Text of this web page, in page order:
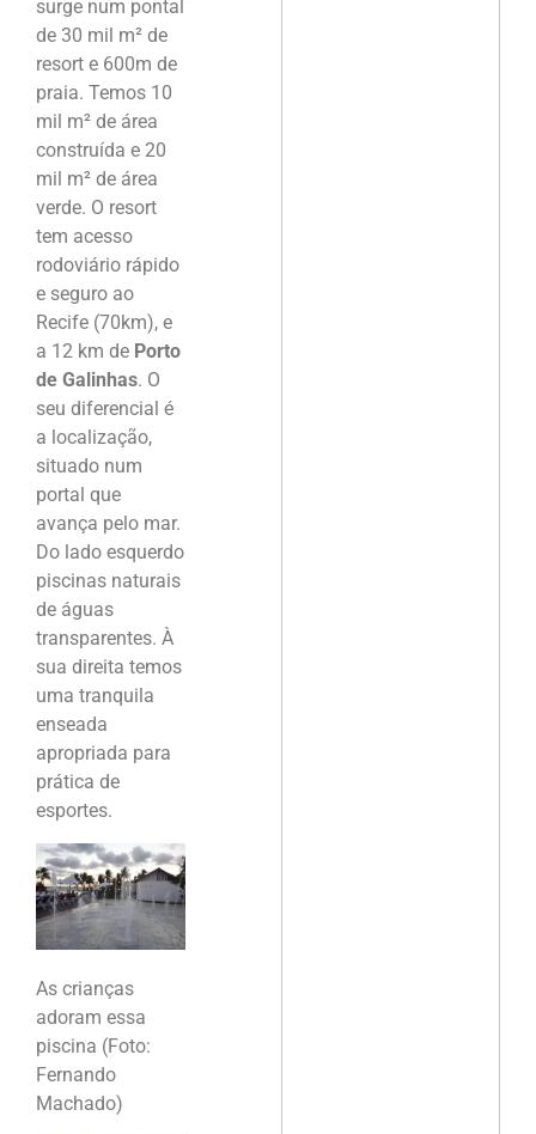
surge num pontal
de 30 mil m² de
resort e 600m de
praia. Temos 10
mil m² de área
construída e 20
mil m² de área
verde. O resort
tem acesso
rodoviário rápido
e seguro ao
Recife (70km), e
a 12 km de Porto
de Galinhas. O
seu diferencial é
a localização,
situado num
portal que
avança pelo mar.
Do lado esquerdo
piscinas naturais
de águas
transparentes. À
sua direita temos
uma tranquila
enseada
apropriada para
prática de
esportes.
As crianças
adoram essa
piscina (Foto:
Fernando
Machado)